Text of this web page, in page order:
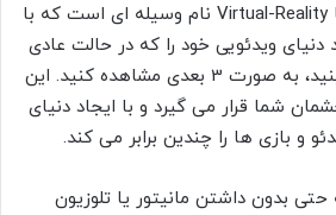
عینک واقعیت مجازی یا Virtual-Reality نام وسیله ای است که با
دنیای ویدئویی خود را که در حالت عادی
به صورت 2 بعدی می بینید، به صورت 3 بعدی مشاهده کنید. این
شما قرار می گیرد و با ایجاد دنیای
و بازی ها را چندین برابر می کند.
حتی بدون داشتن مانیتور یا تلوزیون